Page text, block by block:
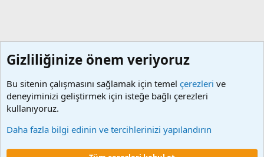
Çerezler
Gizliliğinize önem veriyoruz
Bu sitenin çalışmasını sağlamak için temel çerezleri ve
deneyiminizi geliştirmek için isteğe bağlı çerezleri
kullanıyoruz.
Daha fazla bilgi edinin ve tercihlerinizi yapılandırın